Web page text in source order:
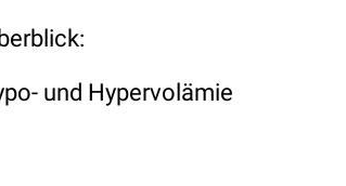
und Hypervolämie